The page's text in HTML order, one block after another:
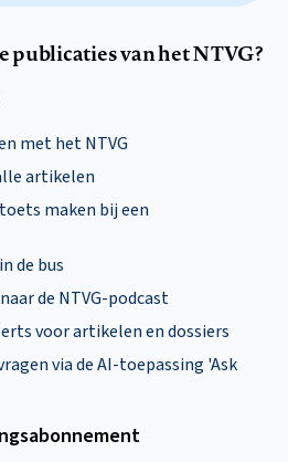
publicaties van het NTVG?
met het NTVG
artikelen
maken bij een
de bus
de NTVG-podcast
voor artikelen en dossiers
via de AI-toepassing 'Ask